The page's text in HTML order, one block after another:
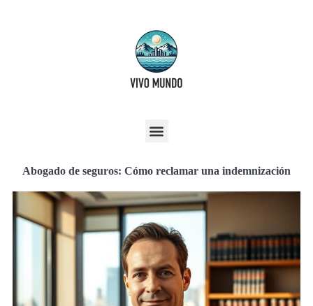
Abogado de seguros: Cómo reclamar una indemnización